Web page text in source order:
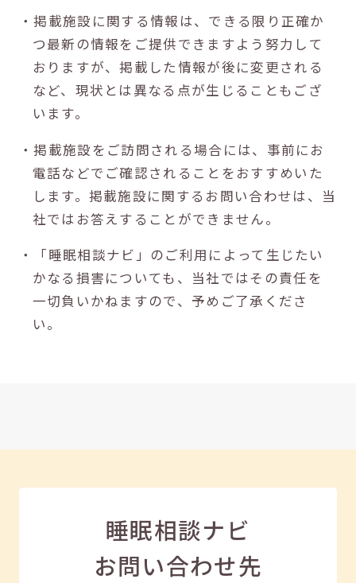
・掲載施設に関する情報は、できる限り正確か
つ最新の情報をご提供できますよう努力して
おりますが、掲載した情報が後に変更される
など、現状とは異なる点が生じることもござ
います。
・掲載施設をご訪問される場合には、事前にお
電話などでご確認されることをおすすめいた
します。掲載施設に関するお問い合わせは、当
社ではお答えすることができません。
・「睡眠相談ナビ」のご利用によって生じたい
かなる損害についても、当社ではその責任を
一切負いかねますので、予めご了承くださ
い。
睡眠相談ナビ
お問い合わせ先